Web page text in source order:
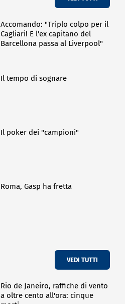
Accomando: "Triplo colpo per il
Cagliari! E l'ex capitano del
Barcellona passa al Liverpool"
Il tempo di sognare
Il poker dei "campioni"
Roma, Gasp ha fretta
VEDI TUTTI
Rio de Janeiro, raffiche di vento
a oltre cento all'ora: cinque